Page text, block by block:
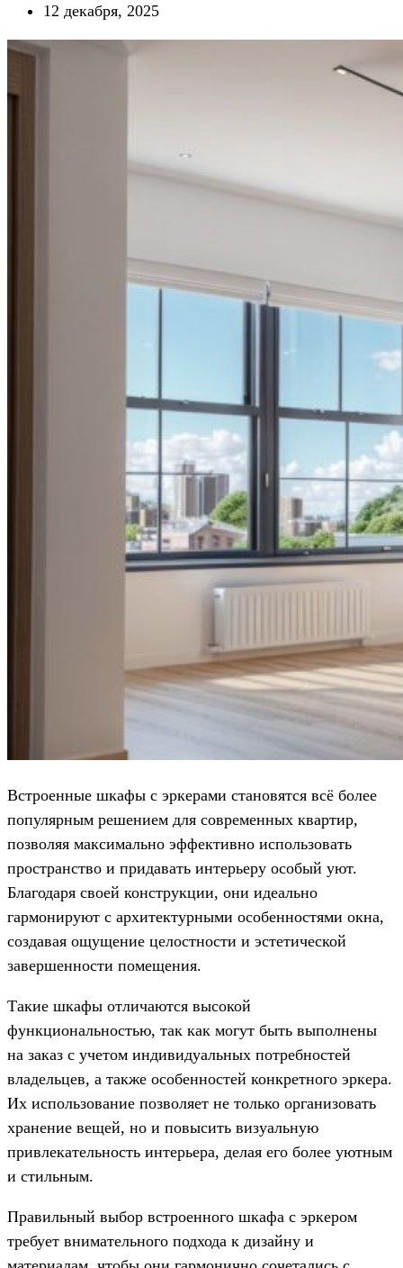
12 декабря, 2025
Встроенные шкафы с эркерами становятся всё более
популярным решением для современных квартир,
позволяя максимально эффективно использовать
пространство и придавать интерьеру особый уют.
Благодаря своей конструкции, они идеально
гармонируют с архитектурными особенностями окна,
создавая ощущение целостности и эстетической
завершенности помещения.
Такие шкафы отличаются высокой
функциональностью, так как могут быть выполнены
на заказ с учетом индивидуальных потребностей
владельцев, а также особенностей конкретного эркера.
Их использование позволяет не только организовать
хранение вещей, но и повысить визуальную
привлекательность интерьера, делая его более уютным
и стильным.
Правильный выбор встроенного шкафа с эркером
требует внимательного подхода к дизайну и